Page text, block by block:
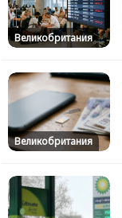
Великобритания
Великобритания